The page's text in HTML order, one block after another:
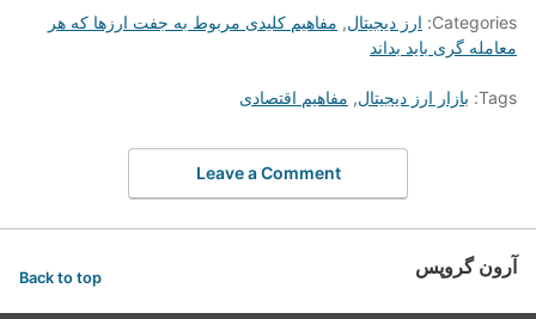
Categories: ارز دیجیتال, مفاهیم کلیدی مربوط به جفت ارزها که هر
معامله گری باید بداند
Tags: بازار ارز دیجیتال, مفاهیم اقتصادی
Leave a Comment
آرون گروپس Back to top